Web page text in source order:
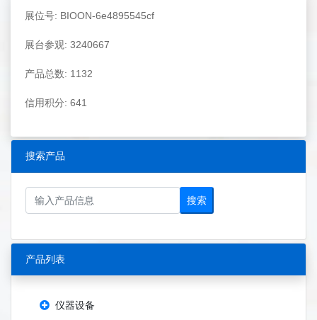
展位号: BIOON-6e4895545cf
展台参观: 3240667
产品总数: 1132
信用积分: 641
搜索产品
搜索
产品列表
仪器设备